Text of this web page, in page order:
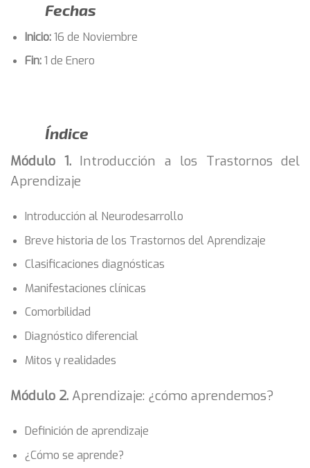
Fechas
Inicio:16 de Noviembre
Fin:1 de Enero
Índice
Módulo 1. Introducción a los Trastornos del
Aprendizaje
Introducción al Neurodesarrollo
Breve historia de los Trastornos del Aprendizaje
Clasificaciones diagnósticas
Manifestaciones clínicas
Comorbilidad
Diagnóstico diferencial
Mitos y realidades
Módulo 2. Aprendizaje: ¿cómo aprendemos?
Definición de aprendizaje
¿Cómo se aprende?